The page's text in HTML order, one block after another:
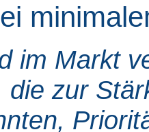
im Markt
die zur